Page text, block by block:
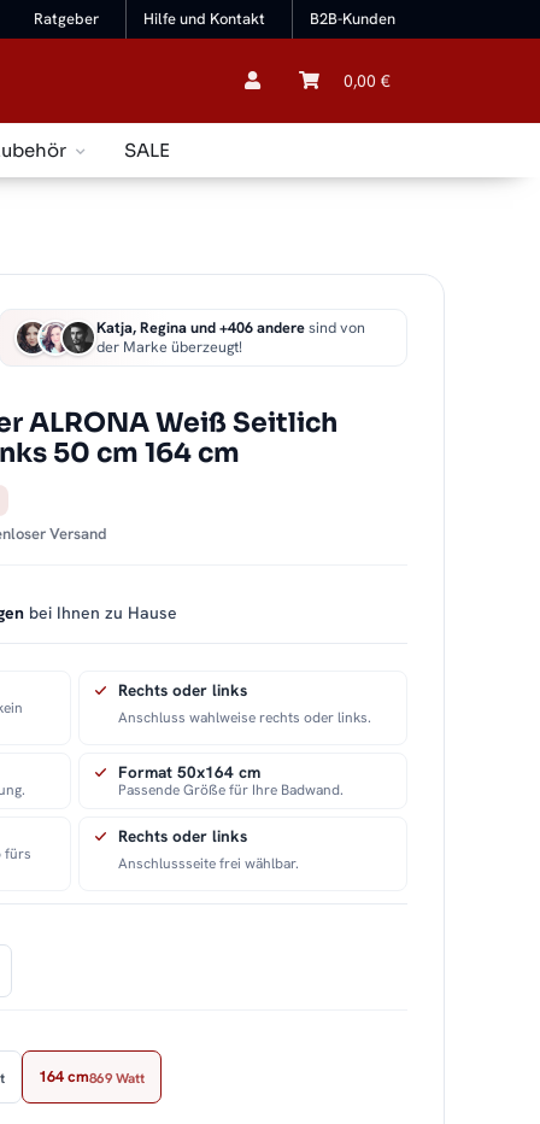
Ratgeber Hilfe und Kontakt B2B-Kunden
0,00 €
SALE
Katja, Regina und +406 anderesind von
der Marke überzeugt!
ALRONA Weiß Seitlich
50 cm 164 cm
Versand
bei Ihnen zu Hause
Rechts oder links
Anschluss wahlweise rechts oder links.
Format 50x164 cm
Passende Größe für Ihre Badwand.
fürs
Rechts oder links
Anschlussseite frei wählbar.
164 cm869 Watt